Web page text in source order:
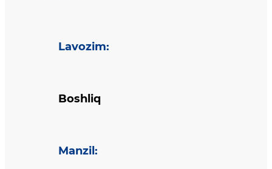
Lavozim:
Boshliq
Manzil :